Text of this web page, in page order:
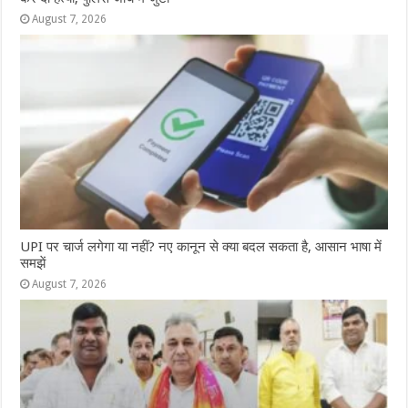
August 7, 2026
UPI पर चार्ज लगेगा या नहीं? नए कानून से क्या बदल सकता है, आसान भाषा में
समझें
August 7, 2026